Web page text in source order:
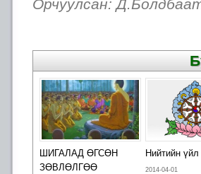
Орчуулсан:
ШИГАЛАД ӨГСӨН
ЗӨВЛӨЛГӨӨ
Нийтийн үйл
2014-04-01